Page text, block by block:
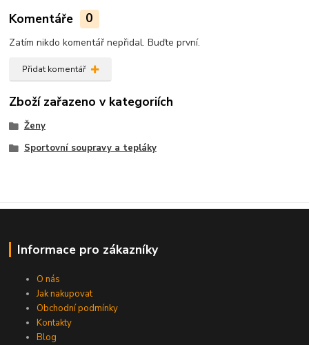
Komentáře 0
Zatím nikdo komentář nepřidal. Buďte první.
Přidat komentář
Zboží zařazeno v kategoriích
Ženy
Sportovní soupravy a tepláky
Informace pro zákazníky
O nás
Jak nakupovat
Obchodní podmínky
Kontakty
Blog